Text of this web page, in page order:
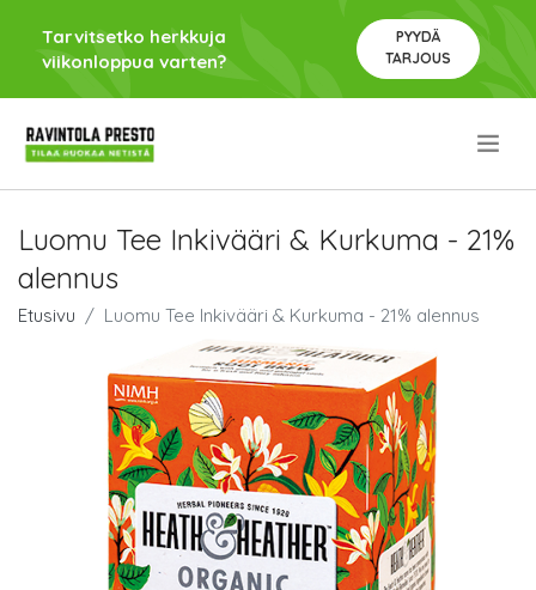
Tarvitsetko herkkuja
viikonloppua varten?
PYYDÄ
TARJOUS
Luomu Tee Inkivääri & Kurkuma - 21%
alennus
Etusivu Luomu Tee Inkivääri & Kurkuma - 21% alennus